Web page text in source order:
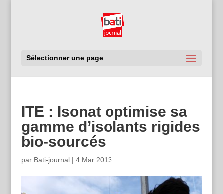
Sélectionner une page
ITE : Isonat optimise sa
gamme d’isolants rigides
bio-sourcés
par Bati-journal| 4 Mar 2013